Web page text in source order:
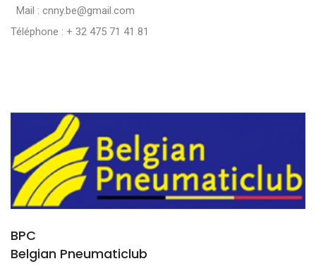
Mail : cnny.be@gmail.com
Téléphone : + 32 475 71 41 81
BPC
Belgian Pneumaticlub